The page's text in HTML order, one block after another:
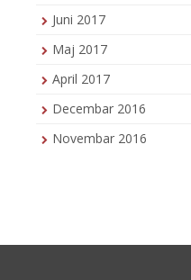
Juni 2017
Maj 2017
April 2017
Decembar 2016
Novembar 2016